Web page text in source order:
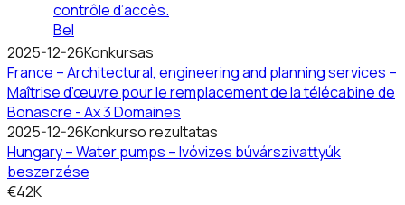
contrôle d’accès.
Bel
2025-12-26Konkursas
France – Architectural, engineering and planning services –
Maîtrise d’œuvre pour le remplacement de la télécabine de
Bonascre - Ax 3 Domaines
2025-12-26Konkurso rezultatas
Hungary – Water pumps – Ivóvizes búvárszivattyúk
beszerzése
€42K